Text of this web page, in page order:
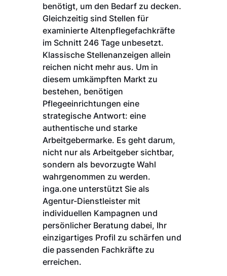
benötigt, um den Bedarf zu decken.
Gleichzeitig sind Stellen für
examinierte Altenpflegefachkräfte
im Schnitt 246 Tage unbesetzt.
Klassische Stellenanzeigen allein
reichen nicht mehr aus. Um in
diesem umkämpften Markt zu
bestehen, benötigen
Pflegeeinrichtungen eine
strategische Antwort: eine
authentische und starke
Arbeitgebermarke. Es geht darum,
nicht nur als Arbeitgeber sichtbar,
sondern als bevorzugte Wahl
wahrgenommen zu werden.
inga.one unterstützt Sie als
Agentur-Dienstleister mit
individuellen Kampagnen und
persönlicher Beratung dabei, Ihr
einzigartiges Profil zu schärfen und
die passenden Fachkräfte zu
erreichen.